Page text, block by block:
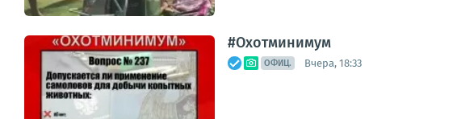
#Охотминимум
ОФИЦ. Вчера, 18:33